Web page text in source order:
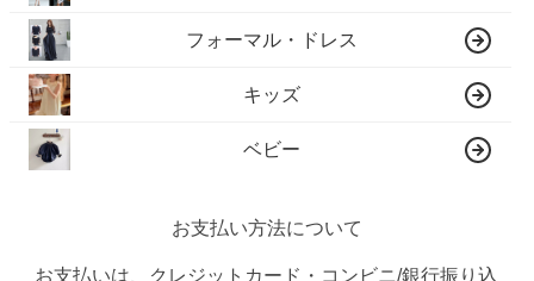
フォーマル・ドレス
キッズ
ベビー
お支払い方法について
お支払いは、クレジットカード・コンビニ/銀行振り込